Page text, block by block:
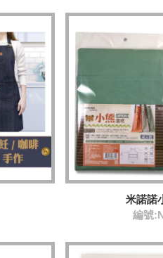
米諾諾
編號